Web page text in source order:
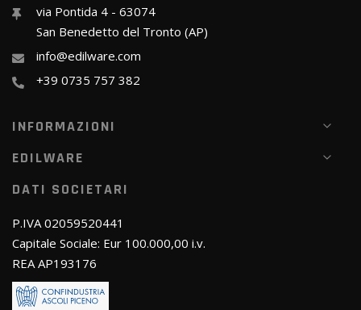
via Pontida 4 - 63074
San Benedetto del Tronto (AP)
info@edilware.com
+39 0735 757 382
INFORMAZIONI
EDILWARE
DATI SOCIETARI
P.IVA 02059520441
Capitale Sociale: Eur 100.000,00 i.v.
REA AP193176